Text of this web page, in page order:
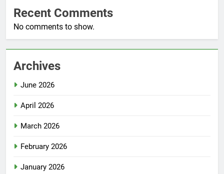
Recent Comments
No comments to show.
Archives
June 2026
April 2026
March 2026
February 2026
January 2026